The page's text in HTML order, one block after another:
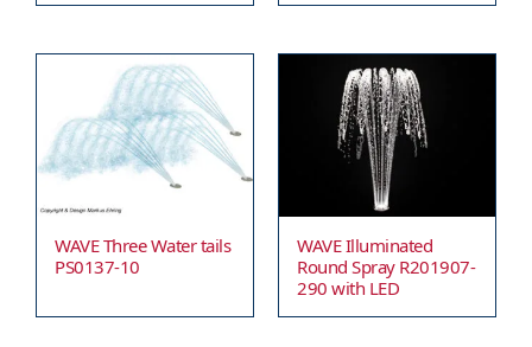
WAVE Three Water tails
PS0137-10
WAVE Illuminated
Round Spray R201907-
290 with LED